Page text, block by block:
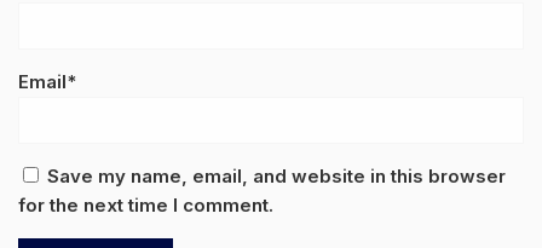
Email*
Save my name, email, and website in this browser
for the next time I comment.